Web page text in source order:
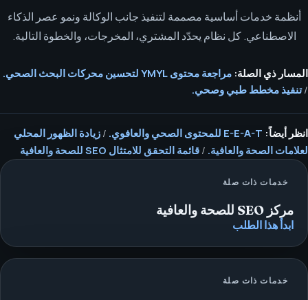
أنظمة خدمات أساسية مصممة لتنفيذ جانب الوكالة ونمو عصر الذكاء
الاصطناعي. كل نظام يحدّد المشتري، المخرجات، والخطوة التالية.
المسار ذي الصلة: مراجعة محتوى YMYL لتحسين محركات البحث الصحي.
/تنفيذ مخطط طبي وصحي.
انظر أيضاً: E-E-A-T للمحتوى الصحي والعافوي. / زيادة الظهور المحلي
لعلامات الصحة والعافية. / قائمة التحقق للامتثال SEO للصحة والعافية
خدمات ذات صلة
مركز SEO للصحة والعافية
ابدأ هذا الطلب
خدمات ذات صلة